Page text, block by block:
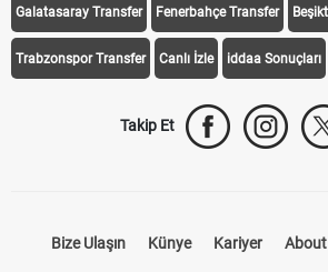
Galatasaray Transfer Fenerbahçe Transfer
Trabzonspor Transfer Canlı İzle iddaa Sonuçları
Takip Et
Bize Ulaşın Künye Kariyer About